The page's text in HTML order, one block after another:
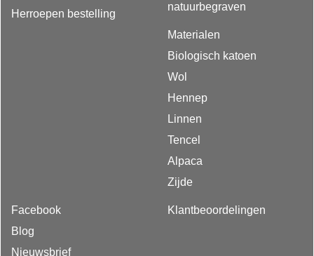
Herroepen bestelling
natuurbegraven
Materialen
Biologisch katoen
Wol
Hennep
Linnen
Tencel
Alpaca
Zijde
Facebook
Blog
Nieuwsbrief
Klantbeoordelingen